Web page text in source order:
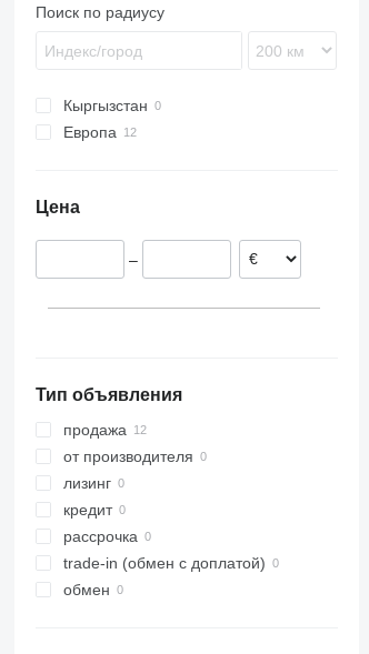
Поиск по радиусу
Кыргызстан
Европа
Нидерланды
Испания
Цена
–
Тип объявления
продажа
от производителя
лизинг
кредит
рассрочка
trade-in (обмен с доплатой)
обмен